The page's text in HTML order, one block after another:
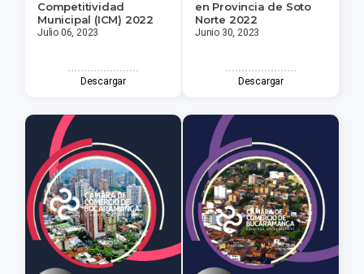
Competitividad
Municipal (ICM) 2022
Julio 06, 2023
Descargar
en Provincia de Soto
Norte 2022
Junio 30, 2023
Descargar